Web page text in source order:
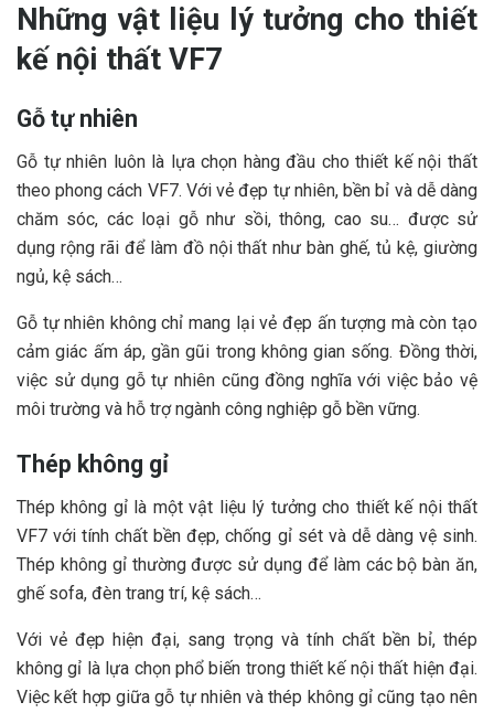
Những vật liệu lý tưởng cho thiết
kế nội thất VF7
Gỗ tự nhiên
Gỗ tự nhiên luôn là lựa chọn hàng đầu cho thiết kế nội thất
theo phong cách VF7. Với vẻ đẹp tự nhiên, bền bỉ và dễ dàng
chăm sóc, các loại gỗ như sồi, thông, cao su… được sử
dụng rộng rãi để làm đồ nội thất như bàn ghế, tủ kệ, giường
ngủ, kệ sách…
Gỗ tự nhiên không chỉ mang lại vẻ đẹp ấn tượng mà còn tạo
cảm giác ấm áp, gần gũi trong không gian sống. Đồng thời,
việc sử dụng gỗ tự nhiên cũng đồng nghĩa với việc bảo vệ
môi trường và hỗ trợ ngành công nghiệp gỗ bền vững.
Thép không gỉ
Thép không gỉ là một vật liệu lý tưởng cho thiết kế nội thất
VF7 với tính chất bền đẹp, chống gỉ sét và dễ dàng vệ sinh.
Thép không gỉ thường được sử dụng để làm các bộ bàn ăn,
ghế sofa, đèn trang trí, kệ sách…
Với vẻ đẹp hiện đại, sang trọng và tính chất bền bỉ, thép
không gỉ là lựa chọn phổ biến trong thiết kế nội thất hiện đại.
Việc kết hợp giữa gỗ tự nhiên và thép không gỉ cũng tạo nên